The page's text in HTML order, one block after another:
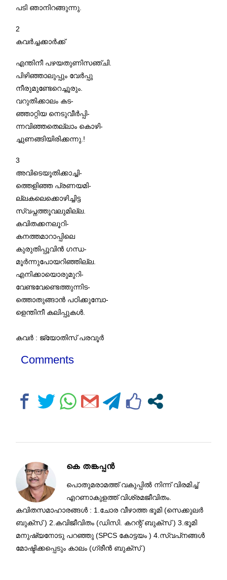
പടി ഞാനിറങ്ങുന്നു.
2
കവർച്ചക്കാർക്ക്
എന്തിനീ പഴയതുണിസഞ്ചി.
പിഴിഞ്ഞാലുപ്പും വേർപ്പു
നീരുമുണ്ടേറെച്ചൂരും.
വറുതിക്കാലം കട-
ഞ്ഞാറ്റിയ നെടുവീർപ്പി-
ന്നവിഞ്ഞതെല്ലാം കൊഴി-
ച്ചുണങ്ങിയിരിക്കന്നു.!
3
അവിടെയൂതിക്കാച്ചി-
ത്തെളിഞ്ഞ പ്രണയമി-
ല്ലകലെക്കൊഴിച്ചിട്ട
സ്വപ്നത്തൂവലുമില്ല.
കവിതക്കനലൂറി-
കനത്തമാറാപ്പിലെ
കുരുതിപ്പൂവിൻ ഗന്ധ-
മൂർന്നുപോയറിഞ്ഞില്ല.
എനിക്കായൊരുമുറി-
വേണ്ടവേണ്ടെത്തുന്നിട-
ത്തൊതുങ്ങാൻ പഠിക്കുമ്പോ-
ളെന്തിനീ കലിപ്പുകൾ.
കവർ : ജ്യോതിസ് പരവൂർ
Comments
കെ തങ്കപ്പൻ
പൊതുമരാമത്ത് വകുപ്പിൽ നിന്ന് വിരമിച്ച്
എറണാകുളത്ത് വിശ്രമജീവിതം.
കവിതസമാഹാരങ്ങൾ : 1.ചോര വീഴാത്ത ഭൂമി (സെക്കുലർ
ബുക്സ് ) 2.കവിജീവിതം (ഡിസി. കറന്റ്‌ ബുക്സ് ) 3.ഭൂമി
മനുഷ്യനോടു പറഞ്ഞു (SPCS കോട്ടയം ) 4.സ്വപ്‌നങ്ങൾ
മോഷ്ടിക്കപ്പെടും കാലം (ഗ്രീൻ ബുക്സ് )